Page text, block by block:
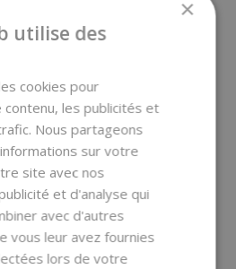
×
utilise des
cookies pour
contenu, les publicités et
Nous partageons
sur votre
site avec nos
et d'analyse qui
avec d'autres
vous leur avez fournies
lors de votre